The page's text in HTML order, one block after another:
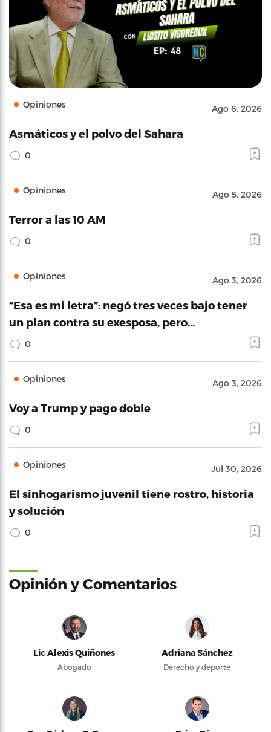
Opiniones Ago 6, 2026
Asmáticos y el polvo del Sahara
0
Opiniones Ago 5, 2026
Terror a las 10 AM
0
Opiniones Ago 3, 2026
“Esa es mi letra”: negó tres veces bajo tener
un plan contra su exesposa, pero…
0
Opiniones Ago 3, 2026
Voy a Trump y pago doble
0
Opiniones Jul 30, 2026
El sinhogarismo juvenil tiene rostro, historia
y solución
0
Opinión y Comentarios
Lic Alexis Quiñones
Abogado
Adriana Sánchez
Derecho y deporte